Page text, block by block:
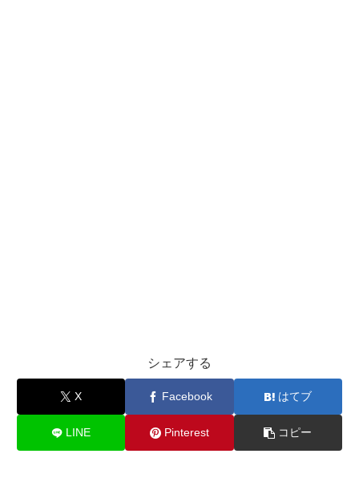
シェアする
X Facebook はてブ
LINE Pinterest コピー